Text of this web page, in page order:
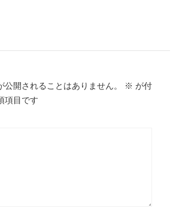
公開されることはありません。 ※ が付
項目です